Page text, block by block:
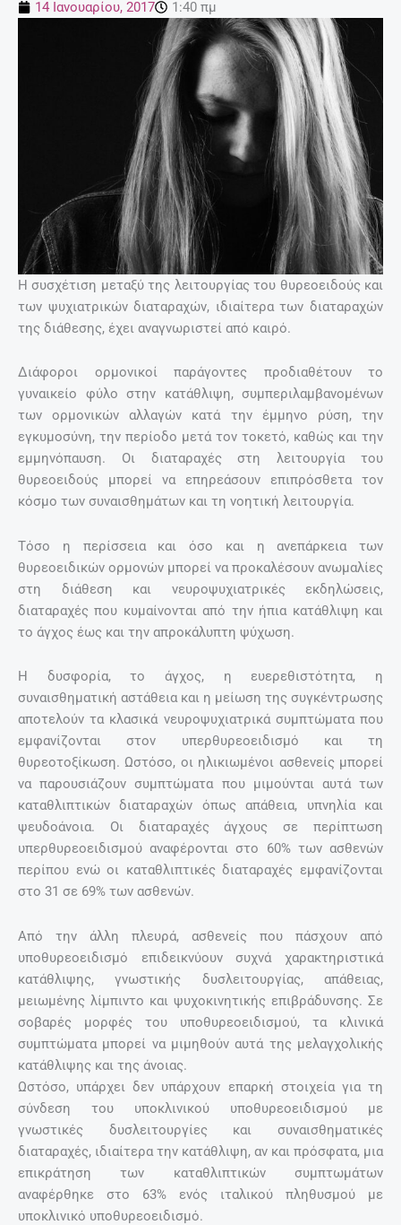
14 Ιανουαρίου, 2017 1:40 πμ
Η συσχέτιση μεταξύ της λειτουργίας του θυρεοειδούς και
των ψυχιατρικών διαταραχών, ιδιαίτερα των διαταραχών
της διάθεσης, έχει αναγνωριστεί από καιρό.
Διάφοροι ορμονικοί παράγοντες προδιαθέτουν το
γυναικείο φύλο στην κατάθλιψη, συμπεριλαμβανομένων
των ορμονικών αλλαγών κατά την έμμηνο ρύση, την
εγκυμοσύνη, την περίοδο μετά τον τοκετό, καθώς και την
εμμηνόπαυση. Οι διαταραχές στη λειτουργία του
θυρεοειδούς μπορεί να επηρεάσουν επιπρόσθετα τον
κόσμο των συναισθημάτων και τη νοητική λειτουργία.
Τόσο η περίσσεια και όσο και η ανεπάρκεια των
θυρεοειδικών ορμονών μπορεί να προκαλέσουν ανωμαλίες
στη διάθεση και νευροψυχιατρικές εκδηλώσεις,
διαταραχές που κυμαίνονται από την ήπια κατάθλιψη και
το άγχος έως και την απροκάλυπτη ψύχωση.
Η δυσφορία, το άγχος, η ευερεθιστότητα, η
συναισθηματική αστάθεια και η μείωση της συγκέντρωσης
αποτελούν τα κλασικά νευροψυχιατρικά συμπτώματα που
εμφανίζονται στον υπερθυρεοειδισμό και τη
θυρεοτοξίκωση. Ωστόσο, οι ηλικιωμένοι ασθενείς μπορεί
να παρουσιάζουν συμπτώματα που μιμούνται αυτά των
καταθλιπτικών διαταραχών όπως απάθεια, υπνηλία και
ψευδοάνοια. Οι διαταραχές άγχους σε περίπτωση
υπερθυρεοειδισμού αναφέρονται στο 60% των ασθενών
περίπου ενώ οι καταθλιπτικές διαταραχές εμφανίζονται
στο 31 σε 69% των ασθενών.
Από την άλλη πλευρά, ασθενείς που πάσχουν από
υποθυρεοειδισμό επιδεικνύουν συχνά χαρακτηριστικά
κατάθλιψης, γνωστικής δυσλειτουργίας, απάθειας,
μειωμένης λίμπιντο και ψυχοκινητικής επιβράδυνσης. Σε
σοβαρές μορφές του υποθυρεοειδισμού, τα κλινικά
συμπτώματα μπορεί να μιμηθούν αυτά της μελαγχολικής
κατάθλιψης και της άνοιας.
Ωστόσο, υπάρχει δεν υπάρχουν επαρκή στοιχεία για τη
σύνδεση του υποκλινικού υποθυρεοειδισμού με
γνωστικές δυσλειτουργίες και συναισθηματικές
διαταραχές, ιδιαίτερα την κατάθλιψη, αν και πρόσφατα, μια
επικράτηση των καταθλιπτικών συμπτωμάτων
αναφέρθηκε στο 63% ενός ιταλικού πληθυσμού με
υποκλινικό υποθυρεοειδισμό.